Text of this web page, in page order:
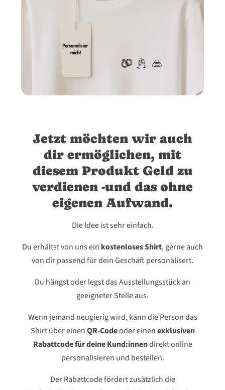
Jetzt möchten wir auch
dir ermöglichen, mit
diesem Produkt Geld zu
verdienen -und das ohne
eigenen Aufwand.
Die Idee ist sehr einfach.
Du erhältst von uns ein kostenloses Shirt, gerne auch
von dir passend für dein Geschäft personalisert.
Du hängst oder legst das Ausstellungsstück an
geeigneter Stelle aus.
Wenn jemand neugierig wird, kann die Person das
Shirt über einenQR-Codeoder einenexklusiven
Rabattcode für deine Kund:innendirekt online
personalisieren und bestellen.
Der Rabattcode fördert zusätzlich die